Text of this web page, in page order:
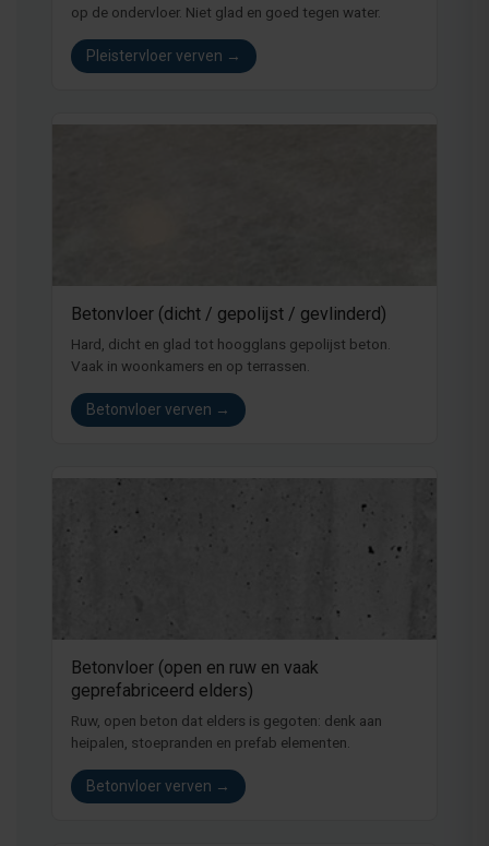
op de ondervloer. Niet glad en goed tegen water.
Pleistervloer verven →
Betonvloer (dicht / gepolijst / gevlinderd)
Hard, dicht en glad tot hoogglans gepolijst beton.
Vaak in woonkamers en op terrassen.
Betonvloer verven →
Betonvloer (open en ruw en vaak
geprefabriceerd elders)
Ruw, open beton dat elders is gegoten: denk aan
heipalen, stoepranden en prefab elementen.
Betonvloer verven →